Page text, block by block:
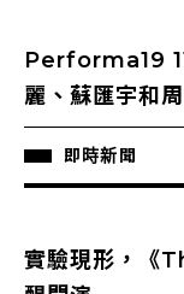
Performa19
麗、蘇匯宇和
即時新聞
實驗現形，《